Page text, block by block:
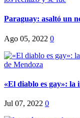
Paraguay: asaltó un
Ago 05, 2022 0
«El diablo es gay»: la
Jul 07, 2022 0